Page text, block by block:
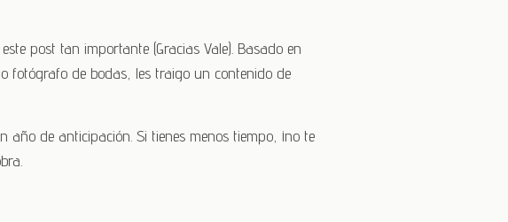
post tan importante (Gracias Vale). Basado en
fotógrafo de bodas, les traigo un contenido de
de anticipación. Si tienes menos tiempo, ¡no te